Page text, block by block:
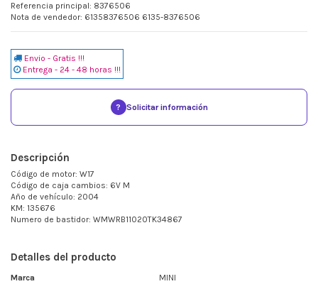
Referencia principal: 8376506
Nota de vendedor: 61358376506 6135-8376506
Envio - Gratis !!!
Entrega - 24 - 48 horas !!!
? Solicitar información
Descripción
Código de motor: W17
Código de caja cambios: 6V M
Año de vehículo: 2004
KM: 135676
Numero de bastidor: WMWRB11020TK34867
Detalles del producto
Marca MINI